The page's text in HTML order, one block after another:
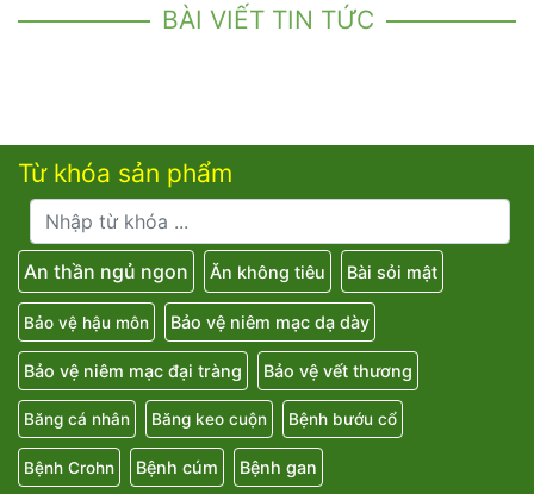
BÀI VIẾT TIN TỨC
Từ khóa sản phẩm
An thần ngủ ngon Ăn không tiêu Bài sỏi mật
Bảo vệ hậu môn Bảo vệ niêm mạc dạ dày
Bảo vệ niêm mạc đại tràng Bảo vệ vết thương
Băng cá nhân Băng keo cuộn Bệnh bướu cổ
Bệnh Crohn Bệnh cúm Bệnh gan